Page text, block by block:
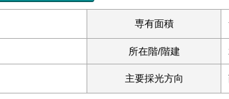
専有面積
所在階/階建
主要採光方向